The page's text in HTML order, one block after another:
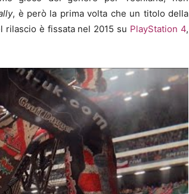
, è però la prima volta che un titolo della
rilascio è fissata nel 2015 su PlayStation 4,